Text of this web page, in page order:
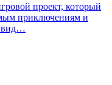
проект, который
приключениям и
вид…